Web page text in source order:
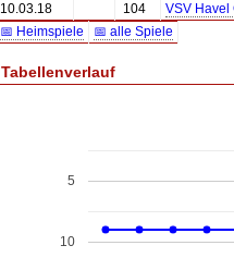
10.03.18
104
VSV Havel
📅 Heimspiele
📅 alle Spiele
Tabellenverlauf
5
10